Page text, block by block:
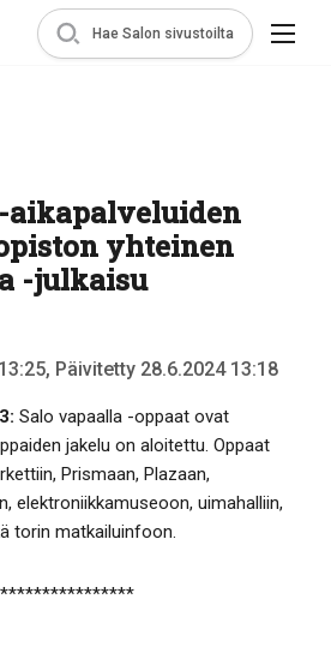
Hae Salon sivustoilta
aikapalveluiden
yhteinen
-julkaisu
Päivitetty 28.6.2024 13:18
Salo vapaalla -oppaat ovat
jakelu on aloitettu. Oppaat
Prismaan, Plazaan,
elektroniikkamuseoon, uimahalliin,
torin matkailuinfoon.